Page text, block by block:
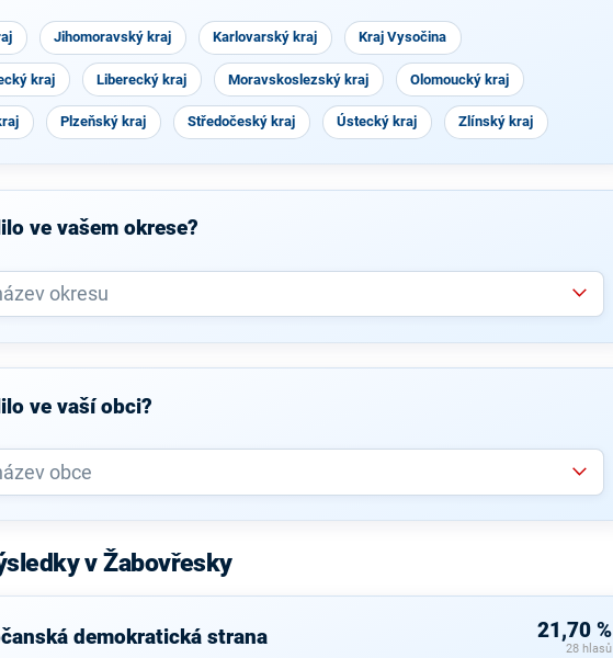
Jihomoravský kraj Karlovarský kraj Kraj Vysočina
kraj Liberecký kraj Moravskoslezský kraj Olomoucký kraj
Plzeňský kraj Středočeský kraj Ústecký kraj Zlínský kraj
ve vašem okrese?
ve vaší obci?
v Žabovřesky
demokratická strana 21,70 %
28 hlasů